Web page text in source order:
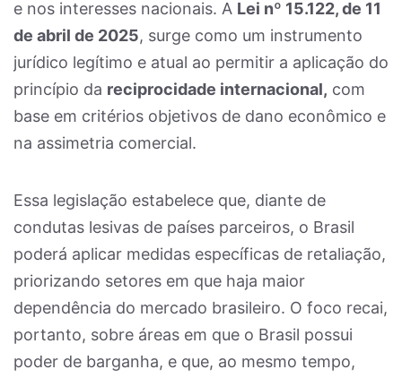
e nos interesses nacionais. A Lei nº 15.122, de 11
de abril de 2025, surge como um instrumento
jurídico legítimo e atual ao permitir a aplicação do
princípio da reciprocidade internacional, com
base em critérios objetivos de dano econômico e
na assimetria comercial.
Essa legislação estabelece que, diante de
condutas lesivas de países parceiros, o Brasil
poderá aplicar medidas específicas de retaliação,
priorizando setores em que haja maior
dependência do mercado brasileiro. O foco recai,
portanto, sobre áreas em que o Brasil possui
poder de barganha, e que, ao mesmo tempo,